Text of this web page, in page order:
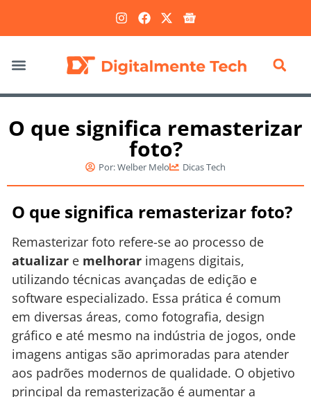
O que significa remasterizar
foto?
Por:Welber Melo Dicas Tech
O que significa remasterizar foto?
Remasterizar foto refere-se ao processo de
atualizar e melhorar imagens digitais,
utilizando técnicas avançadas de edição e
software especializado. Essa prática é comum
em diversas áreas, como fotografia, design
gráfico e até mesmo na indústria de jogos, onde
imagens antigas são aprimoradas para atender
aos padrões modernos de qualidade. O objetivo
principal da remasterização é aumentar a